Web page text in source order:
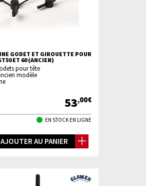
GODET ET GIROUETTE POUR
ET 60 (ANCIEN)
pour tête
modèle
53,00€
EN STOCK EN LIGNE
AJOUTER AU PANIER